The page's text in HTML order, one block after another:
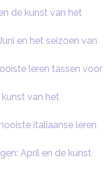
de kunst van het
en het seizoen van
leren tassen voor
van het
italiaanse leren
April en de kunst